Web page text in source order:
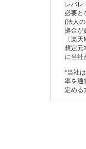
レバレ
必要と
(法人
拠金が
〔楽
想定元
に当社
*当社
率を通
定める